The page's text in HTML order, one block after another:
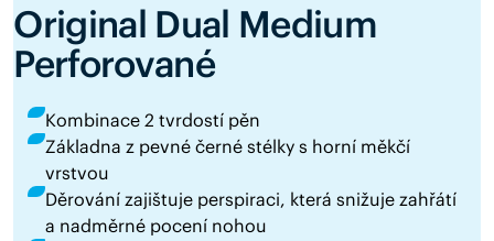
Original Dual Medium
Perforované
Kombinace 2 tvrdostí pěn
Základna z pevné černé stélky s horní měkčí
vrstvou
Děrování zajištuje perspiraci, která snižuje zahřátí
a nadměrné pocení nohou